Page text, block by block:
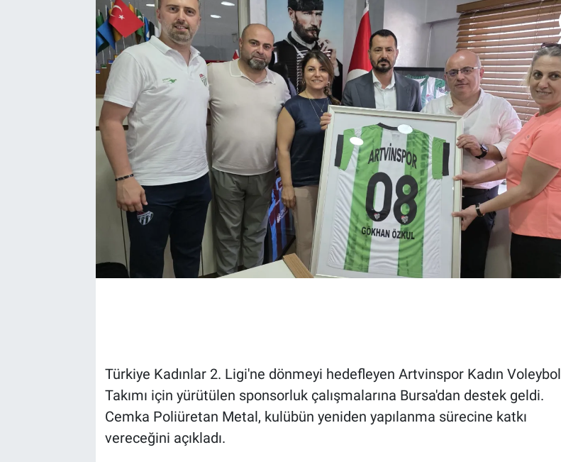
Türkiye Kadınlar 2. Ligi'ne dönmeyi hedefleyen Artvinspor Kadın Voleybol
Takımı için yürütülen sponsorluk çalışmalarına Bursa'dan destek geldi.
Cemka Poliüretan Metal, kulübün yeniden yapılanma sürecine katkı
vereceğini açıkladı.